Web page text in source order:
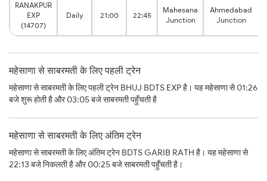
RANAKPUR
EXP
(14707)
Daily 21:00 22:45
Mahesana
Junction
Ahmedabad
Junction
महेसाणा से साबरमती के लिए पहली ट्रेन
महेसाणा से साबरमती के लिए पहली ट्रेन BHUJ BDTS EXP है। यह महेसाणा से 01:26
बजे शुरू होती है और 03:05 बजे साबरमती पहुँचती है
महेसाणा से साबरमती के लिए अंतिम ट्रेन
महेसाणा से साबरमती के लिए अंतिम ट्रेन BDTS GARIB RATH है। यह महेसाणा से
22:13 बजे निकलती है और 00:25 बजे साबरमती पहुँचती है।